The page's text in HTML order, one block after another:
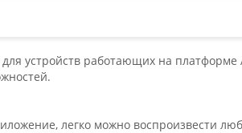
устройств работающих на
легко можно воспроизвести